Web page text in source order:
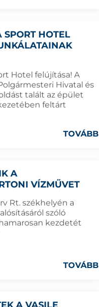
SPORT HOTEL
Hotel felújítása! A
Hivatal és
talált az épület
feltárt
TOVÁBB
A
VÍZMŰVET
Rt. székhelyén a
szóló
kezdetét
TOVÁBB